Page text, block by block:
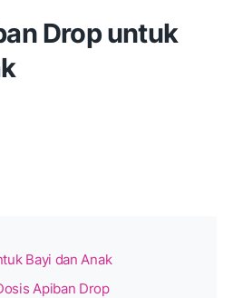
Drop untuk
Bayi dan Anak
Apiban Drop